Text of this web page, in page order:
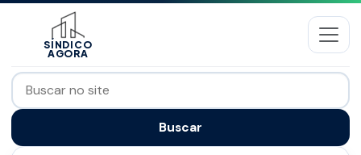
SÍNDICO
AGORA
Buscar